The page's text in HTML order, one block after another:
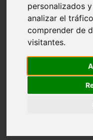
personalizados
analizar el
comprender de
visitantes.
Email*
Asunto*